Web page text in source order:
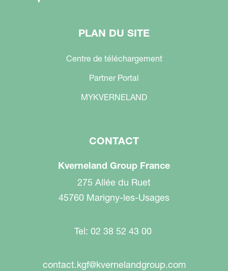
PLAN DU SITE
Centre de téléchargement
Partner Portal
MYKVERNELAND
CONTACT
Kverneland Group France
275 Allée du Ruet
45760 Marigny-les-Usages
Tel: 02 38 52 43 00
contact.kgf@kvernelandgroup.com